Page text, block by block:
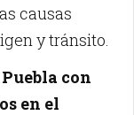
causas
y tránsito.
con
en el